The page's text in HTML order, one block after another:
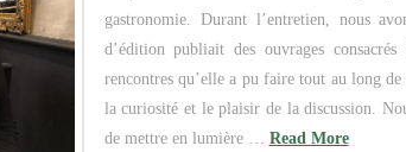
gastronomie. Durant l’entretien, nous
d’édition publiait des ouvrages
rencontres qu’elle a pu faire tout au long
la curiosité et le plaisir de la discussion.
de mettre en lumière … Read More